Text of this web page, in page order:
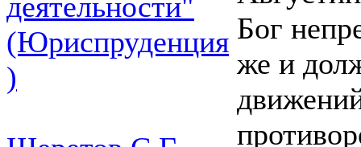
(Юриспруденция
)
Бог
же и